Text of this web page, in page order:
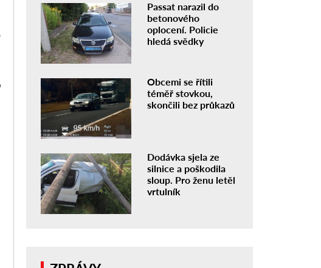
Passat narazil do
betonového
oplocení. Policie
hledá svědky
Obcemi se řítili
téměř stovkou,
skončili bez průkazů
Dodávka sjela ze
silnice a poškodila
sloup. Pro ženu letěl
vrtulník